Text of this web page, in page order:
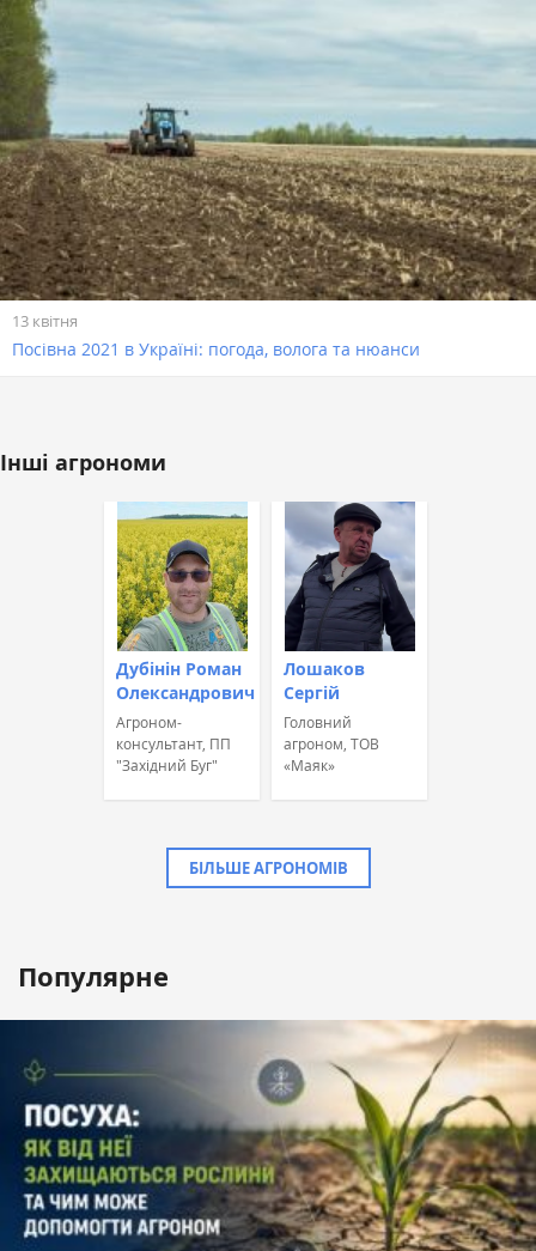
13 квітня
Посівна 2021 в Україні: погода, волога та нюанси
Інші агрономи
Дубінін Роман
Олександрович
Агроном-
консультант, ПП
"Західний Буг"
Лошаков
Сергій
Головний
агроном, ТОВ
«Маяк»
БІЛЬШЕ АГРОНОМІВ
Популярне